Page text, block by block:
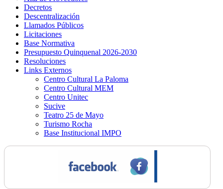
Decretos
Descentralización
Llamados Públicos
Licitaciones
Base Normativa
Presupuesto Quinquenal 2026-2030
Resoluciones
Links Externos
Centro Cultural La Paloma
Centro Cultural MEM
Centro Unitec
Sucive
Teatro 25 de Mayo
Turismo Rocha
Base Institucional IMPO